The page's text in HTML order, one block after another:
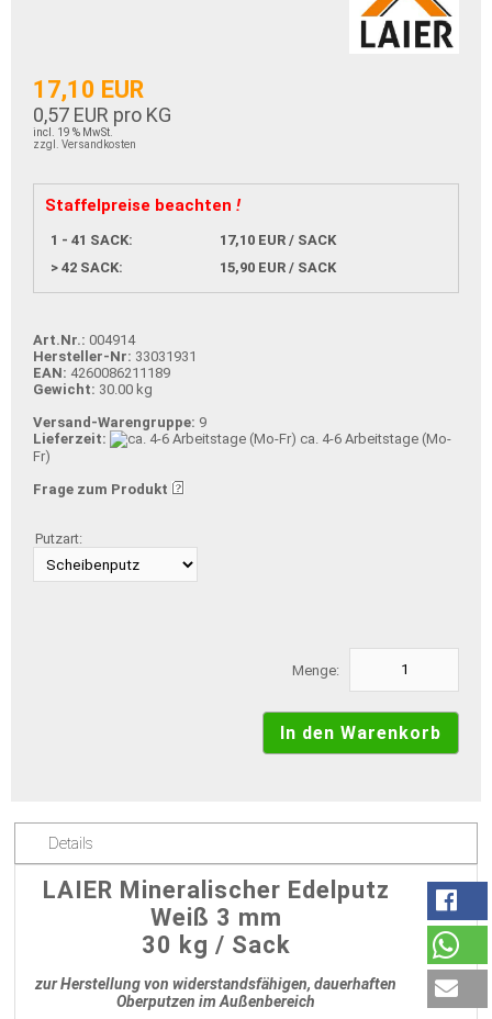
17,10 EUR
0,57 EUR pro KG
incl. 19 % MwSt.
zzgl. Versandkosten
Staffelpreise beachten !
1 - 41 SACK:
17,10 EUR / SACK
> 42 SACK:
15,90 EUR / SACK
Art.Nr.: 004914
Hersteller-Nr: 33031931
EAN: 4260086211189
Gewicht: 30.00 kg
Versand-Warengruppe: 9
Lieferzeit:
ca. 4-6 Arbeitstage (Mo-
Fr)
Frage zum Produkt
Putzart:
Menge:
Details
LAIER Mineralischer Edelputz
Weiß 3 mm
30 kg / Sack
zur Herstellung von widerstandsfähigen, dauerhaften
Oberputzen im Außenbereich